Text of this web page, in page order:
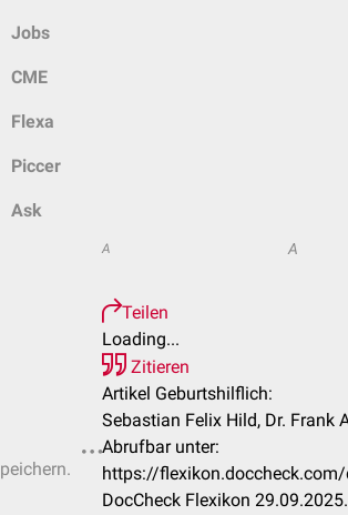
Jobs
CME
Flexa
Piccer
Ask
A A
Teilen
Loading...
Zitieren
Artikel Geburtshilflich:
Sebastian Felix Hild, Dr. Frank
Abrufbar unter:
https://
DocCheck Flexikon